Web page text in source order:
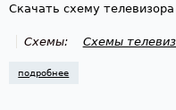
Скачать схему
Схемы: Схемы
подробнее